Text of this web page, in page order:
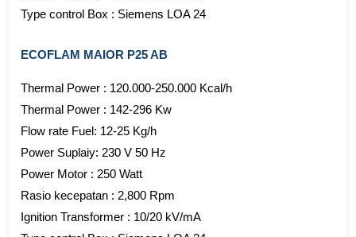
Type control Box : Siemens LOA 24
ECOFLAM MAIOR P25 AB
Thermal Power : 120.000-250.000 Kcal/h
Thermal Power : 142-296 Kw
Flow rate Fuel: 12-25 Kg/h
Power Suplaiy: 230 V 50 Hz
Power Motor : 250 Watt
Rasio kecepatan : 2,800 Rpm
Ignition Transformer : 10/20 kV/mA